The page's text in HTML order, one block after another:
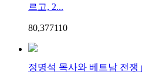
르고, 2...
80,377110
정명석 목사와 베트남 전쟁